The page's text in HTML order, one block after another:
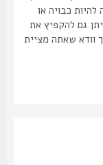
כבויה או
להקפיץ את
שאתה מציית